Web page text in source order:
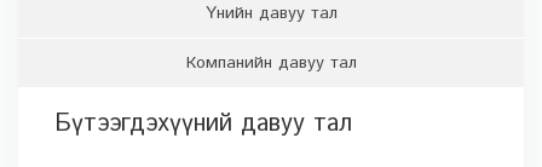
Үнийн давуу тал
Компанийн давуу тал
Бүтээгдэхүүний давуу тал